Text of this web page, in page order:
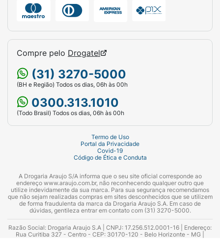
Compre pelo Drogatel
(31) 3270-5000
(BH e Região) Todos os dias, 06h às 00h
0300.313.1010
(Todo Brasil) Todos os dias, 06h às 00h
Termo de Uso
Portal da Privacidade
Covid-19
Código de Ética e Conduta
A Drogaria Araujo S/A informa que o seu site oficial corresponde ao
endereço www.araujo.com.br, não reconhecendo qualquer outro que
utilize indevidamente da sua marca. Para sua segurança recomendamos
que não sejam realizadas compras em sites desconhecidos que se utilizem
de forma fraudulenta da marca da Drogaria Araujo S.A. Em caso de
dúvidas, gentileza entrar em contato com (31) 3270-5000.
Razão Social: Drogaria Araujo S.A | CNPJ: 17.256.512.0001-16 | Endereço:
Rua Curitiba 327 - Centro - CEP: 30170-120 - Belo Horizonte - MG |